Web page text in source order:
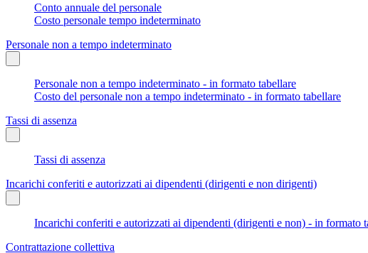
Conto annuale del personale
Costo personale tempo indeterminato
Personale non a tempo indeterminato
Personale non a tempo indeterminato - in formato tabellare
Costo del personale non a tempo indeterminato - in formato tabellare
Tassi di assenza
Tassi di assenza
Incarichi conferiti e autorizzati ai dipendenti (dirigenti e non dirigenti)
Incarichi conferiti e autorizzati ai dipendenti (dirigenti e non) - in formato
Contrattazione collettiva